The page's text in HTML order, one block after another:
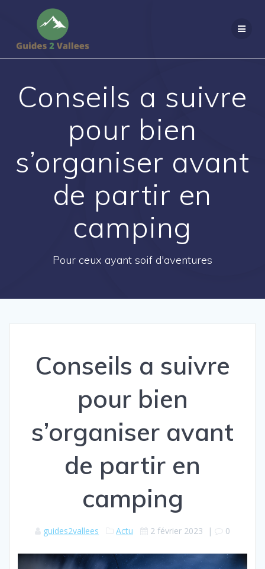
Conseils a suivre
pour bien
s’organiser avant
de partir en
camping
Pour ceux ayant soif d'aventures
Conseils a suivre
pour bien
s’organiser avant
de partir en
camping
guides2vallees Actu 2 février 2023 | 0